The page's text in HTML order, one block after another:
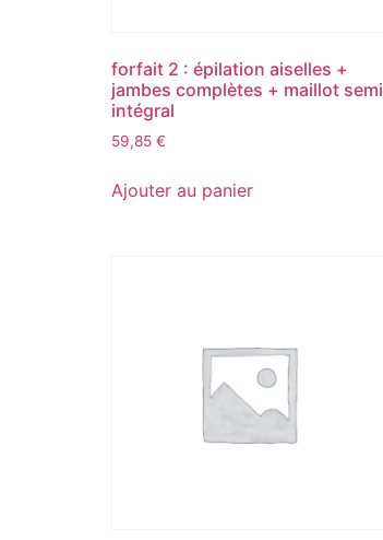
forfait 2 : épilation aiselles +
jambes complètes + maillot semi
intégral
59,85 €
Ajouter au panier